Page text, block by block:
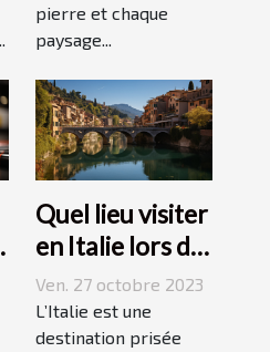
pierre et chaque
paysage...
Quel lieu visiter
en Italie lors de
vos vacances ?
Ven. 27 octobre 2023
L’Italie est une
destination prisée